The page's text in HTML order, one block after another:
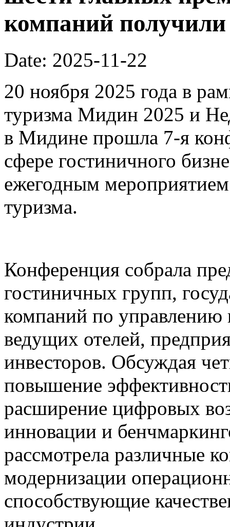
компаний
Date: 2025-11-22
20 ноября 2025 года в
туризма Мидин 2025 и
в Мидине прошла 7-я
сфере гостиничного
ежегодным
туризма.
Конференция собрала
гостиничных групп,
компаний по
ведущих отелей,
инвесторов. Обсуждая
повышение
расширение цифровых
инновации и
рассмотрела различные
модернизации
способствующие